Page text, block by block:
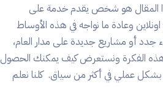
المقال هو شخص يقدم خدمة على
وعادة ما نواجه في هذه الأوساط
أو مشاريع جديدة على مدار العام،
الفكرة ونستعرض كيف يمكنك الحصول
عملي في أكثر من سياق. كلنا نعلم